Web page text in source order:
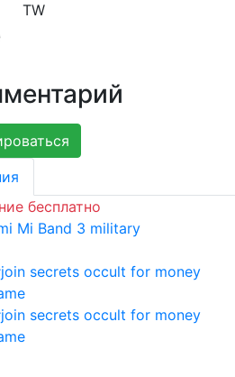
TW
бесплатно
Mi Band 3 military
secrets occult for money
secrets occult for money